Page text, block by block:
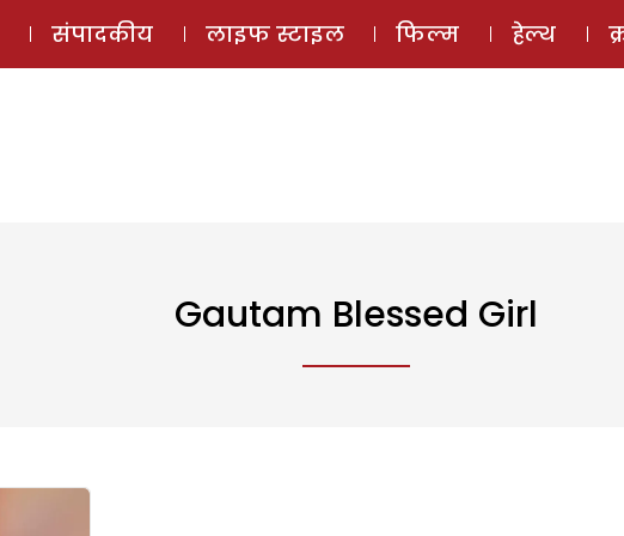
ई-मैगज़ीन
संपादकीय लाइफ स्टाइल फिल्म हेल्थ
Gautam Blessed Girl